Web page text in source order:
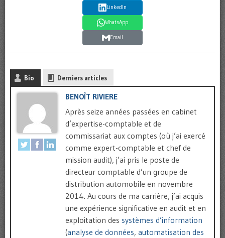
LinkedIn
WhatsApp
Email
Bio Derniers articles
BENOÎT RIVIERE
Après seize années passées en cabinet
d’expertise-comptable et de
commissariat aux comptes (où j’ai exercé
comme expert-comptable et chef de
mission audit), j’ai pris le poste de
directeur comptable d’un groupe de
distribution automobile en novembre
2014. Au cours de ma carrière, j’ai acquis
une expérience significative en audit et en
exploitation des systèmes d’information
(analyse de données, automatisation des